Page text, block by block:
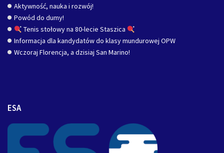
Aktywność, nauka i rozwój!
Powód do dumy!
Tenis stołowy na 80-lecie Staszica
Informacja dla kandydatów do klasy mundurowej OPW
Wczoraj Florencja, a dzisiaj San Marino!
ESA